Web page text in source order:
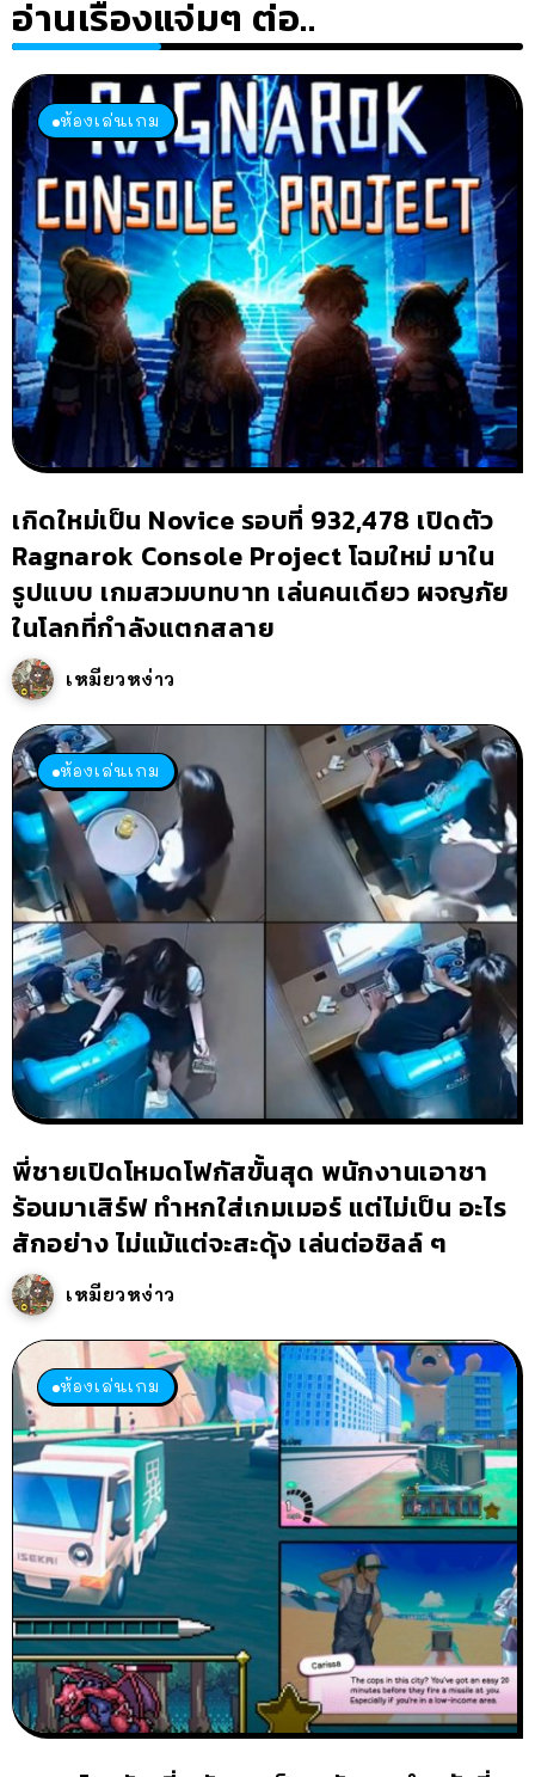
อ่านเรื่องแจ่มๆ ต่อ..
ห้องเล่นเกม
เกิดใหม่เป็น Novice รอบที่ 932,478 เปิดตัว
Ragnarok Console Project โฉมใหม่ มาใน
รูปแบบ เกมสวมบทบาท เล่นคนเดียว ผจญภัย
ในโลกที่กำลังแตกสลาย
เหมียวหง่าว
ห้องเล่นเกม
พี่ชายเปิดโหมดโฟกัสขั้นสุด พนักงานเอาชา
ร้อนมาเสิร์ฟ ทำหกใส่เกมเมอร์ แต่ไม่เป็น อะไร
สักอย่าง ไม่แม้แต่จะสะดุ้ง เล่นต่อชิลล์ ๆ
เหมียวหง่าว
ห้องเล่นเกม